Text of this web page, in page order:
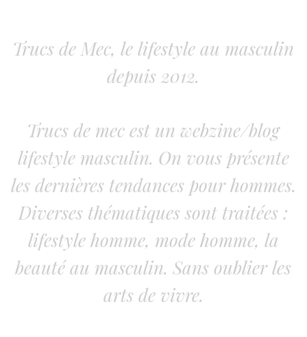
Trucs de Mec, le lifestyle au masculin
depuis 2012.
Trucs de mec est un webzine/blog
lifestyle masculin. On vous présente
les dernières tendances pour hommes.
Diverses thématiques sont traitées :
lifestyle homme, mode homme, la
beauté au masculin. Sans oublier les
arts de vivre.